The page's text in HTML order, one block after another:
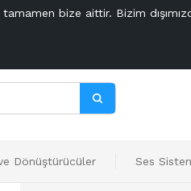
tamamen bize aittir. Bizim
Dönüştürücüler Ses